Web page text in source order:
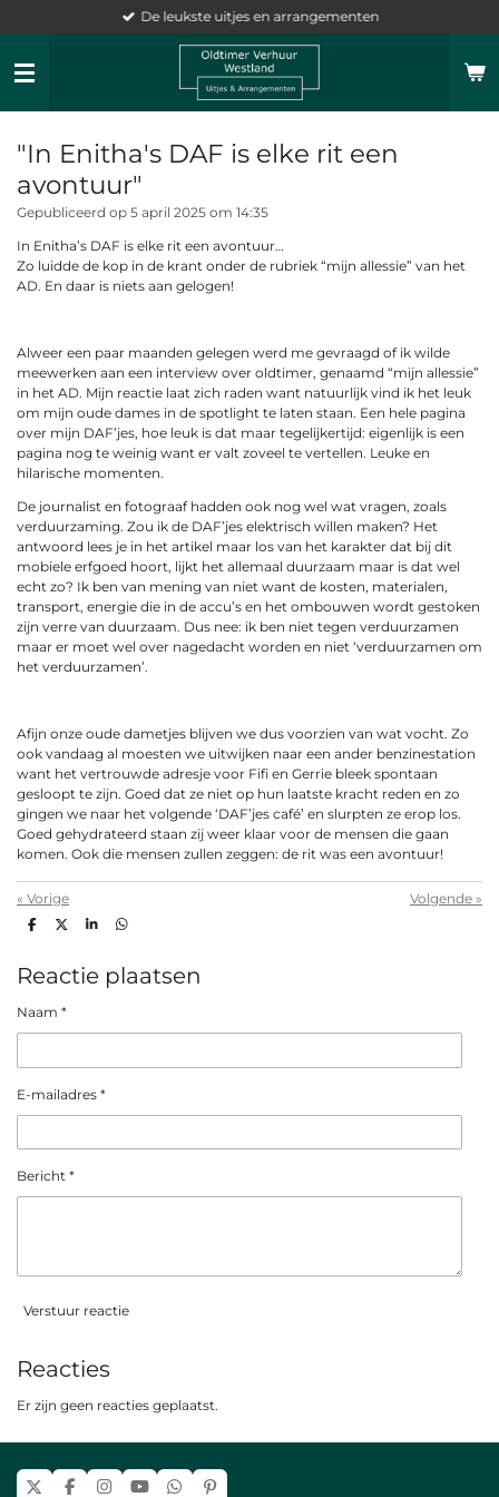
naar
de
De leukste uitjes en arrangementen
"In Enitha's DAF is elke rit een
avontuur"
Gepubliceerd op 5 april 2025 om 14:35
In Enitha’s DAF is elke rit een avontuur…
Zo luidde de kop in de krant onder de rubriek “mijn allessie” van het
AD. En daar is niets aan gelogen!
Alweer een paar maanden gelegen werd me gevraagd of ik wilde
meewerken aan een interview over oldtimer, genaamd “mijn allessie”
in het AD. Mijn reactie laat zich raden want natuurlijk vind ik het leuk
om mijn oude dames in de spotlight te laten staan. Een hele pagina
over mijn DAF’jes, hoe leuk is dat maar tegelijkertijd: eigenlijk is een
pagina nog te weinig want er valt zoveel te vertellen. Leuke en
hilarische momenten.
De journalist en fotograaf hadden ook nog wel wat vragen, zoals
verduurzaming. Zou ik de DAF’jes elektrisch willen maken? Het
antwoord lees je in het artikel maar los van het karakter dat bij dit
mobiele erfgoed hoort, lijkt het allemaal duurzaam maar is dat wel
echt zo? Ik ben van mening van niet want de kosten, materialen,
transport, energie die in de accu’s en het ombouwen wordt gestoken
zijn verre van duurzaam. Dus nee: ik ben niet tegen verduurzamen
maar er moet wel over nagedacht worden en niet ‘verduurzamen om
het verduurzamen’.
Afijn onze oude dametjes blijven we dus voorzien van wat vocht. Zo
ook vandaag al moesten we uitwijken naar een ander benzinestation
want het vertrouwde adresje voor Fifi en Gerrie bleek spontaan
gesloopt te zijn. Goed dat ze niet op hun laatste kracht reden en zo
gingen we naar het volgende ‘DAF’jes café’ en slurpten ze erop los.
Goed gehydrateerd staan zij weer klaar voor de mensen die gaan
komen. Ook die mensen zullen zeggen: de rit was een avontuur!
« Vorige Volgende »
D
e
n
D
S
r
e
D
e
n
Reactie plaatsen
Naam *
E-mailadres *
Bericht *
Verstuur reactie
Reacties
Er zijn geen reacties geplaatst.
X F I Y W P